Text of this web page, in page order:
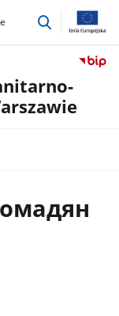
przejdź